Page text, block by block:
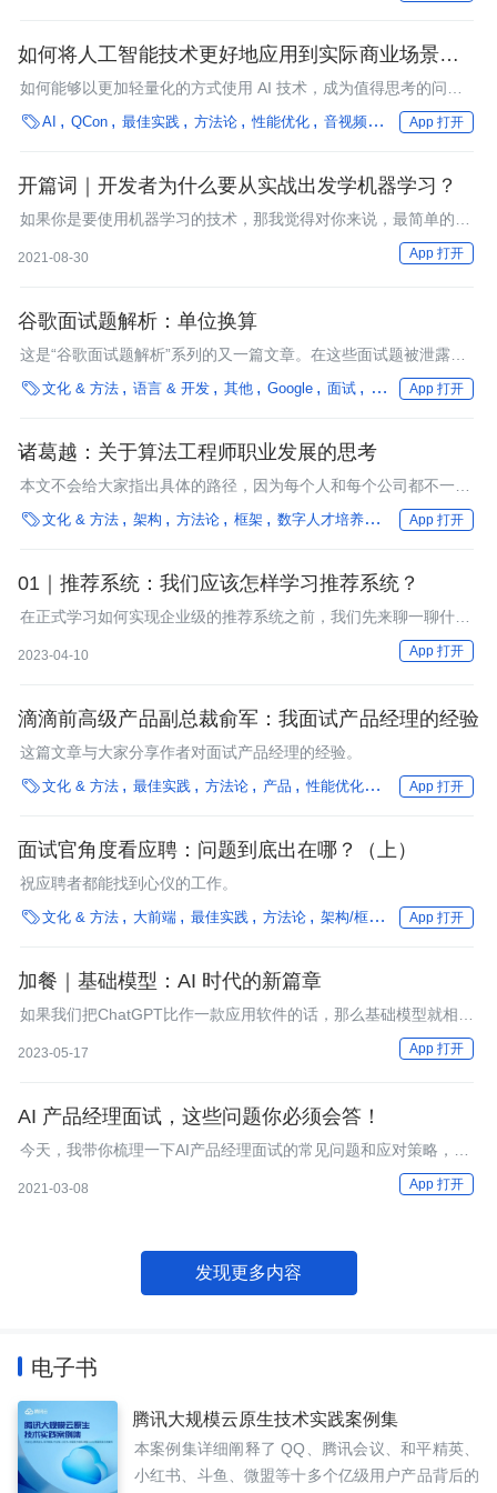
如何将人工智能技术更好地应用到实际商业场景？｜
专访网易智企算法专家李雨珂
如何能够以更加轻量化的方式使用 AI 技术，成为值得思考的问
题。
AI QCon 最佳实践 方法论 性能优化 音视频（前端） 音视频
App 打开
开篇词｜开发者为什么要从实战出发学机器学习？
如果你是要使用机器学习的技术，那我觉得对你来说，最简单的学
2021-08-30 App 打开
谷歌面试题解析：单位换算
这是“谷歌面试题解析”系列的又一篇文章。在这些面试题被泄露之
前，我曾在谷歌的面试中使用过它们。离开谷歌后，我成了Reddit
的工程经理，但我仍然想把这些面试题分享出来。之前已经分享了
全新的问题。
文化 & 方法 语言 & 开发 其他 Google 面试 架构 编程语言
App 打开
诸葛越：关于算法工程师职业发展的思考
本文不会给大家指出具体的路径，因为每个人和每个公司都不一
样，但希望通过提出一些具体的问题，引发算法工程师/研究员群
体对未来职业发展的思考，最终找到一条适合自己的职业发展路
文化 & 方法 架构 方法论 框架 数字人才培养 团队搭建 工业
App 打开
01｜推荐系统：我们应该怎样学习推荐系统？
在正式学习如何实现企业级的推荐系统之前，我们先来聊一聊什么
2023-04-10 App 打开
滴滴前高级产品副总裁俞军：我面试产品经理的经验
这篇文章与大家分享作者对面试产品经理的经验。
文化 & 方法 最佳实践 方法论 产品 性能优化 框架 数字人才培
App 打开
面试官角度看应聘：问题到底出在哪？（上）
祝应聘者都能找到心仪的工作。
文化 & 方法 大前端 最佳实践 方法论 架构/框架 编程语言
App 打开
加餐｜基础模型：AI 时代的新篇章
如果我们把ChatGPT比作一款应用软件的话，那么基础模型就相当
2023-05-17 App 打开
AI 产品经理面试，这些问题你必须会答！
今天，我带你梳理一下AI产品经理面试的常见问题和应对策略，看
看面试官会从哪些角度，来观察考察候选人的哪些基本素质呢？
2021-03-08 App 打开
发现更多内容
电子书
腾讯大规模云原生技术实践案例集
本案例集详细阐释了 QQ、腾讯会议、和平精英、
小红书、斗鱼、微盟等十多个亿级用户产品背后的